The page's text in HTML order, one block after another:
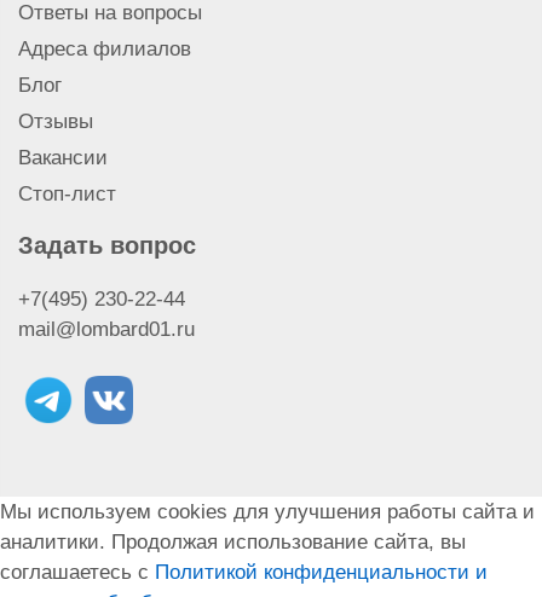
Ответы на вопросы
Адреса филиалов
Блог
Отзывы
Вакансии
Стоп-лист
Задать вопрос
+7(495) 230-22-44
mail@lombard01.ru
Мы используем cookies для улучшения работы сайта и
аналитики. Продолжая использование сайта, вы
соглашаетесь с Политикой конфиденциальности и